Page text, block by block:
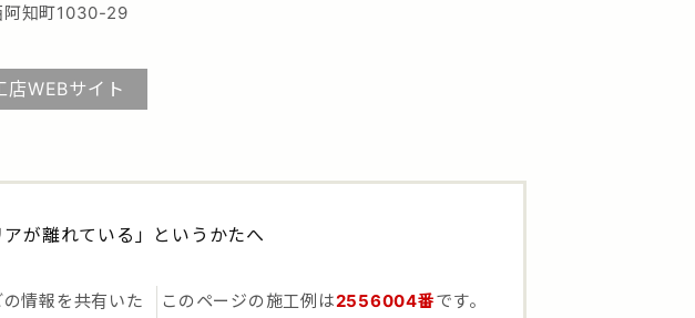
阿知町1030-29
店WEBサイト
が離れている」というかたへ
情報を共有いた
このページの施工例は2556004番です。